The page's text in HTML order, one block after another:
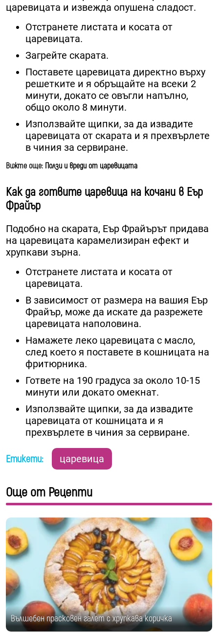
царевицата и извежда опушена сладост.
Отстранете листата и косата от
царевицата.
Загрейте скарата.
Поставете царевицата директно върху
решетките и я обръщайте на всеки 2
минути, докато се овъгли напълно,
общо около 8 минути.
Използвайте щипки, за да извадите
царевицата от скарата и я прехвърлете
в чиния за сервиране.
Вижте още: Ползи и вреди от царевицата
Как да готвите царевица на кочани в Еър
Фрайър
Подобно на скарата, Еър Фрайърът придава
на царевицата карамелизиран ефект и
хрупкави зърна.
Отстранете листата и косата от
царевицата.
В зависимост от размера на вашия Еър
Фрайър, може да искате да разрежете
царевицата наполовина.
Намажете леко царевицата с масло,
след което я поставете в кошницата на
фритюрника.
Гответе на 190 градуса за около 10-15
минути или докато омекнат.
Използвайте щипки, за да извадите
царевицата от кошницата и я
прехвърлете в чиния за сервиране.
Етикети: царевица
Още от Рецепти
Вълшебен прасковен галет с хрупкава коричка